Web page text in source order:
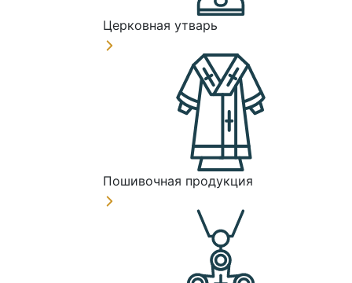
Церковная утварь
Пошивочная продукция